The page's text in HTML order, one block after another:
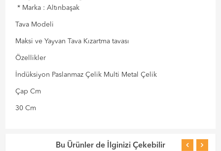
* Marka : Altınbaşak
Tava Modeli
Maksi ve Yayvan Tava Kızartma tavası
Özellikler
İndüksiyon Paslanmaz Çelik Multi Metal Çelik
Çap Cm
30 Cm
Bu Ürünler de İlginizi Çekebilir